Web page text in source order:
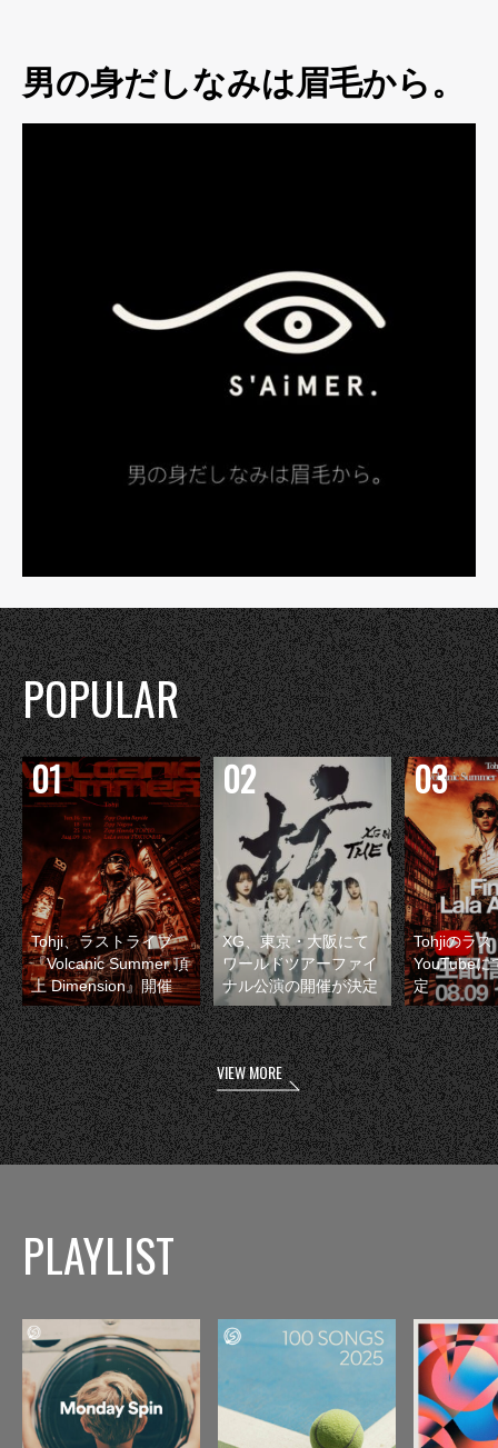
男の身だしなみは眉毛から。
POPULAR
Tohji、ラストライブ
『Volcanic Summer 頂
上 Dimension』開催
XG、東京・大阪にて
ワールドツアーファイ
ナル公演の開催が決定
Tohjiのラス
YouTubeに
定
VIEW MORE
PLAYLIST